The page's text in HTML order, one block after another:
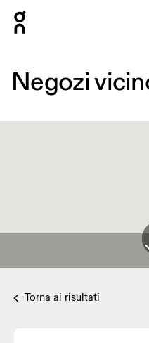
Negozi
Torna ai risultati